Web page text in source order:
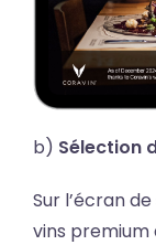
b) Sélection
Sur l’écran
vins